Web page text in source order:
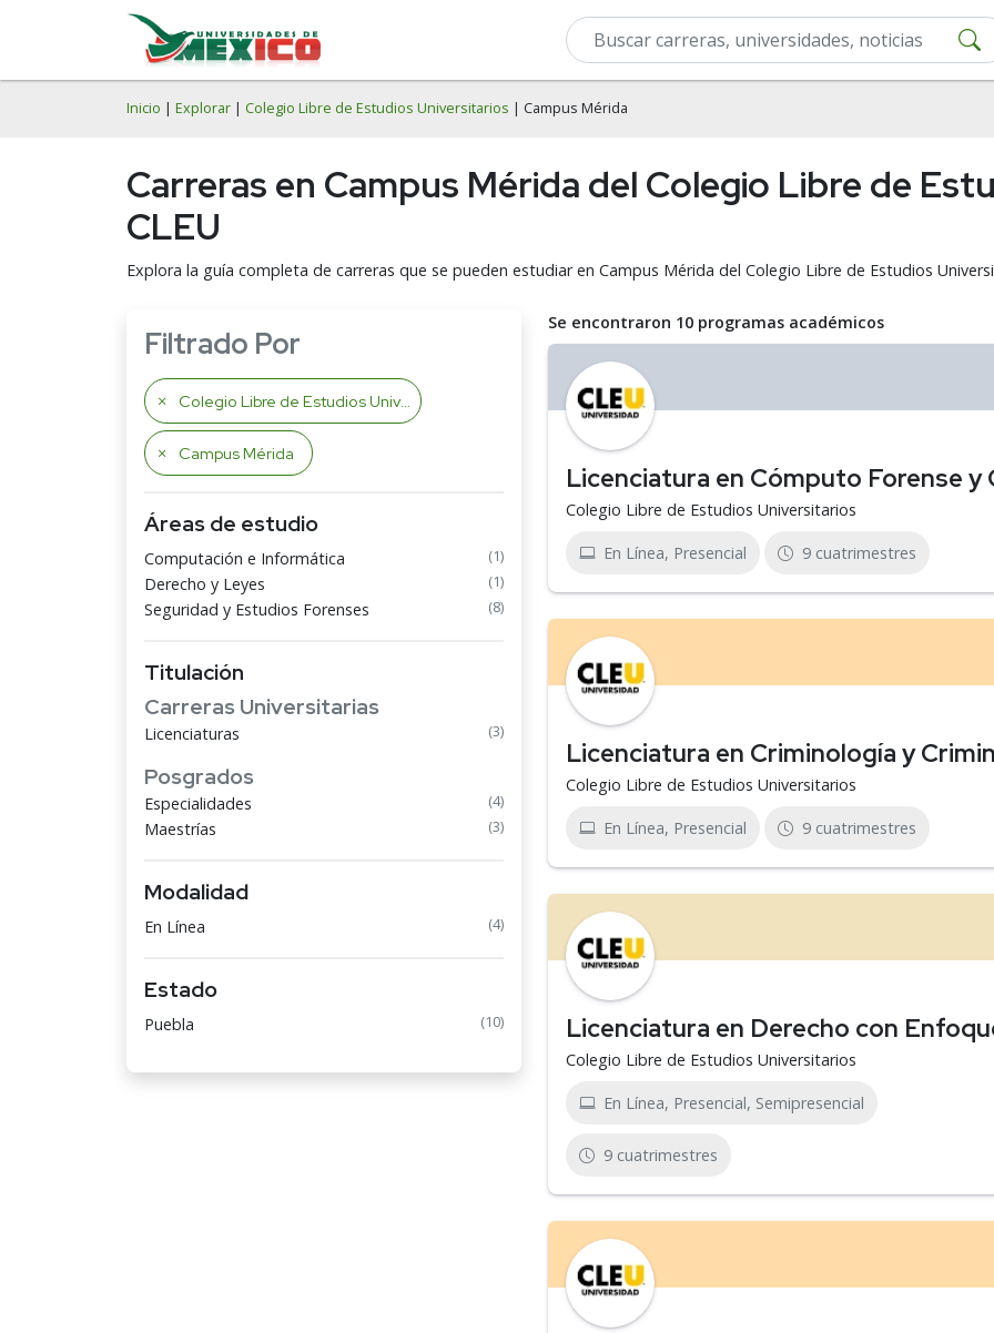
Inicio | Explorar | Colegio Libre de Estudios Universitarios | Campus Mérida
Carreras en Campus Mérida del Colegio Libre de
CLEU
Explora la guía completa de carreras que se pueden estudiar en Campus Mérida del Colegio Libre de Estudios
Filtrado Por
Colegio Libre de Estudios Universitarios
Campus Mérida
Áreas de estudio
Computación e Informática (1)
Derecho y Leyes (1)
Seguridad y Estudios Forenses (8)
Titulación
Carreras Universitarias
Licenciaturas (3)
Posgrados
Especialidades (4)
Maestrías (3)
Modalidad
En Línea (4)
Estado
Puebla (10)
Se encontraron 10 programas académicos
Licenciatura en Cómputo Forense y
Colegio Libre de Estudios Universitarios
En Línea, Presencial 9 cuatrimestres
Licenciatura en Criminología y
Colegio Libre de Estudios Universitarios
En Línea, Presencial 9 cuatrimestres
Licenciatura en Derecho con
Colegio Libre de Estudios Universitarios
En Línea, Presencial, Semipresencial
9 cuatrimestres